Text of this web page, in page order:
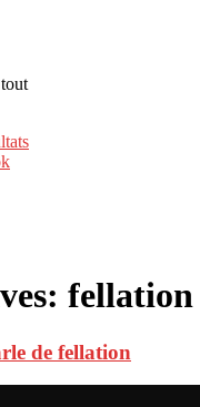
fellation
de fellation